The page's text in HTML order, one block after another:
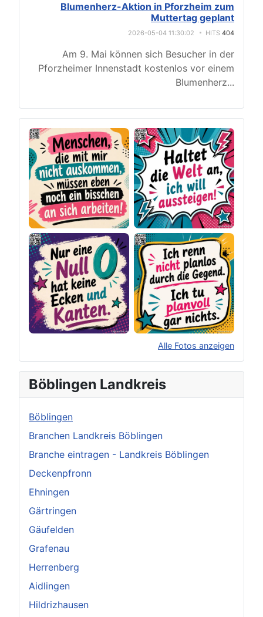
Blumenherz-Aktion in Pforzheim zum
Muttertag geplant
2026-05-04 11:30:02 HITS 404
Am 9. Mai können sich Besucher in der
Pforzheimer Innenstadt kostenlos vor einem
Blumenherz...
Alle Fotos anzeigen
Original herunterladen ×
Böblingen Landkreis
Böblingen
Branchen Landkreis Böblingen
Branche eintragen - Landkreis Böblingen
Deckenpfronn
Ehningen
Gärtringen
Gäufelden
Grafenau
Herrenberg
Aidlingen
Hildrizhausen